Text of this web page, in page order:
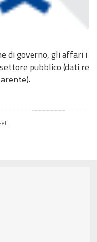
di governo, gli affari i
pubblico (dati re